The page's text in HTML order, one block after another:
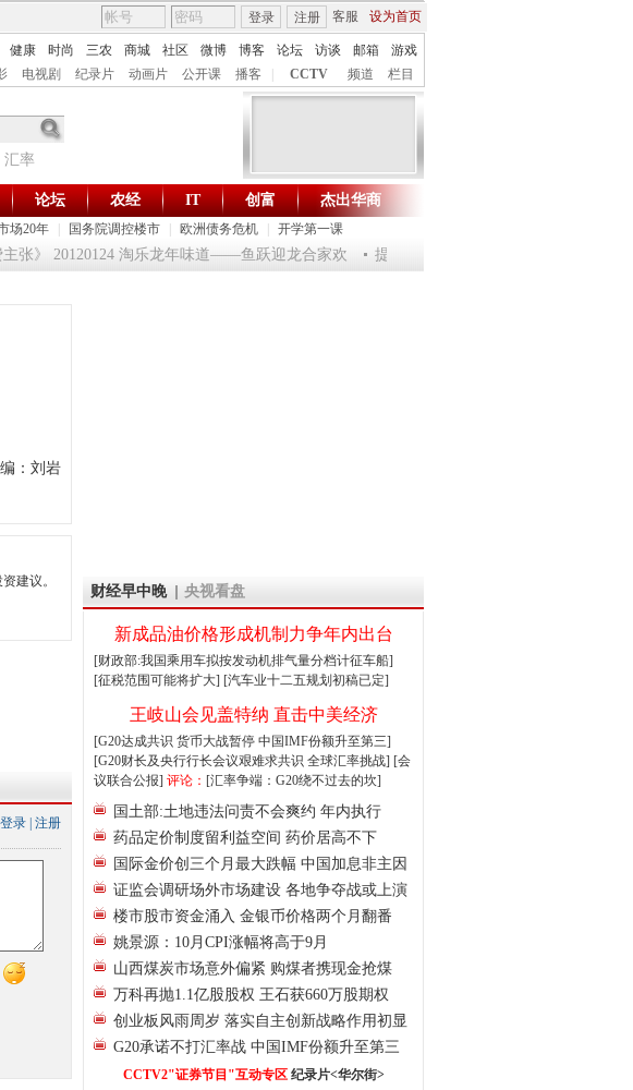
客服 设为首页
登录 注册
健康 时尚 三农 商城 社区 微博 博客 论坛 访谈 邮箱
游戏
电视剧 纪录片 动画片 公开课 播客 CCTV 频道 栏目
汇率
财智生活 一键通达
场20年 国务院调控楼市 欧洲债务危机 开学第一课
论坛 农经 IT 创富 杰出华商
张》 20120124 淘乐龙年味道——鱼跃迎龙合家欢 提问2012：机遇与悬念共存
：刘岩
建议。
登录 注册
财经早中晚 央视看盘
新成品油价格形成机制力争年内出台
[财政部:我国乘用车拟按发动机排气量分档计征车船]
[征税范围可能将扩大] [汽车业十二五规划初稿已定]
王岐山会见盖特纳 直击中美经济
[G20达成共识 货币大战暂停 中国IMF份额升至第三]
[G20财长及央行行长会议艰难求共识 全球汇率挑战] [会
议联合公报] 评论： [汇率争端：G20绕不过去的坎]
国土部:土地违法问责不会爽约 年内执行
药品定价制度留利益空间 药价居高不下
国际金价创三个月最大跌幅 中国加息非主因
证监会调研场外市场建设 各地争夺战或上演
楼市股市资金涌入 金银币价格两个月翻番
姚景源：10月CPI涨幅将高于9月
山西煤炭市场意外偏紧 购煤者携现金抢煤
万科再抛1.1亿股股权 王石获660万股期权
创业板风雨周岁 落实自主创新战略作用初显
G20承诺不打汇率战 中国IMF份额升至第三
CCTV2"证券节目"互动专区 纪录片<华尔街>